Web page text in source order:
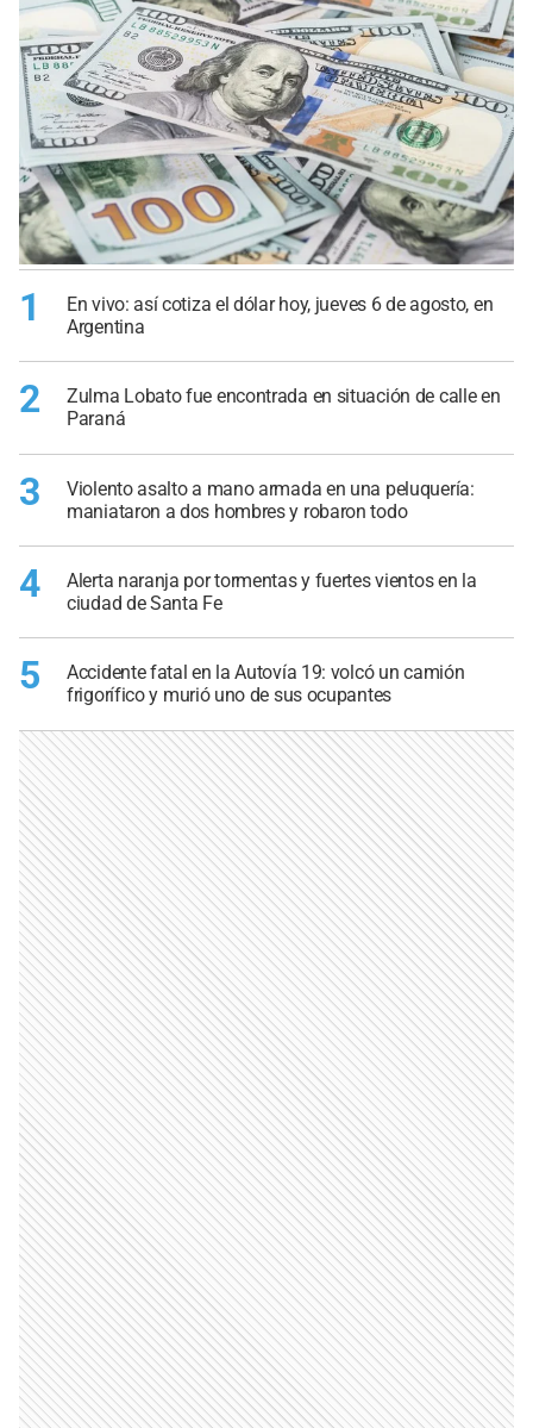
1
En vivo: así cotiza el dólar hoy, jueves 6 de agosto, en
Argentina
2
Zulma Lobato fue encontrada en situación de calle en
Paraná
3
Violento asalto a mano armada en una peluquería:
maniataron a dos hombres y robaron todo
4
Alerta naranja por tormentas y fuertes vientos en la
ciudad de Santa Fe
5
Accidente fatal en la Autovía 19: volcó un camión
frigorífico y murió uno de sus ocupantes